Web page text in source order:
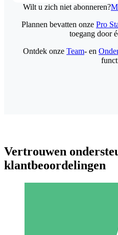
Wilt u zich niet abonneren?
Plannen bevatten onze Pro
toegang door
Ontdek onze Team- en
Vertrouwen
klantbeoordelingen